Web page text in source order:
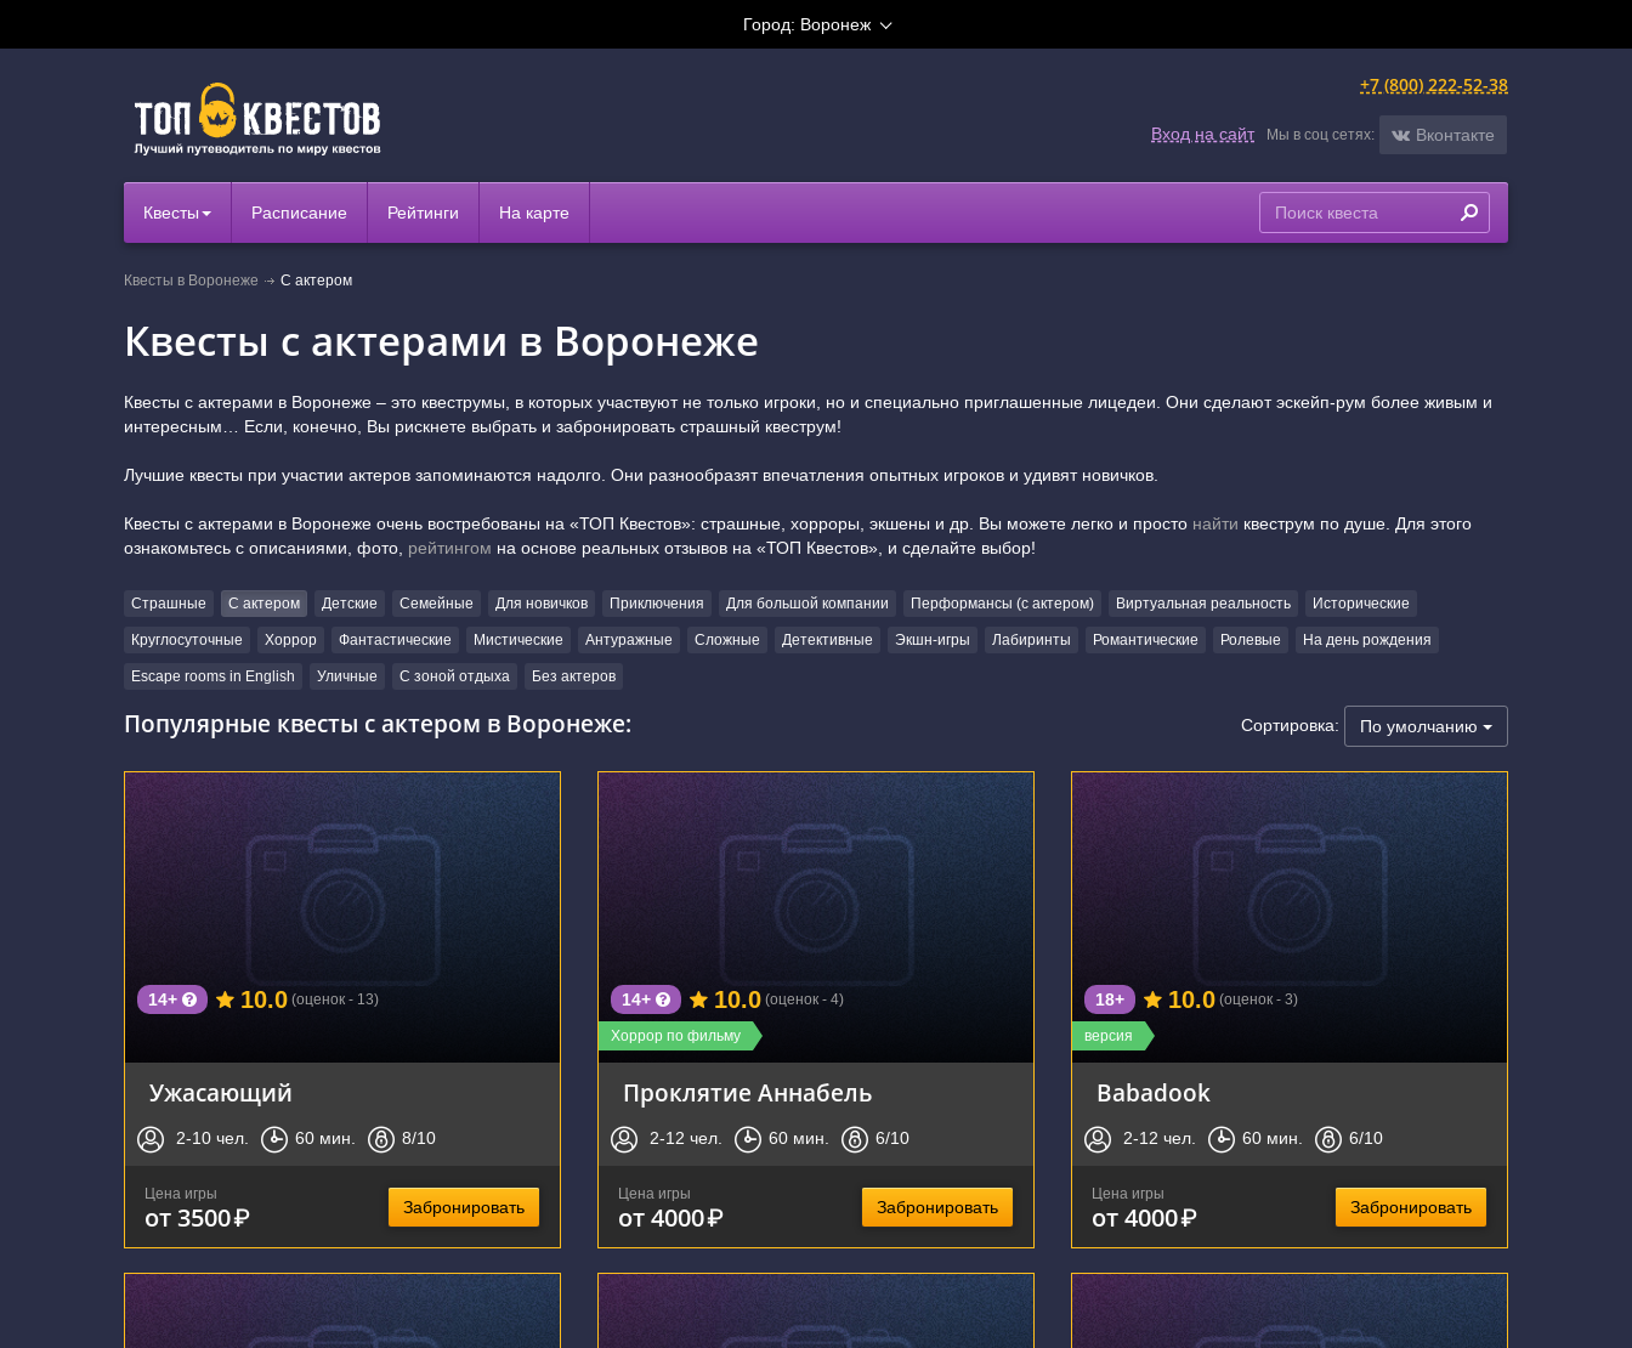
Город: Воронеж
+7 (800) 222-52-38
Вход на сайт Мы в соц сетях: Вконтакте
Квесты Расписание Рейтинги На карте
Квесты в Воронеже С актером
Квесты с актерами в Воронеже
Квесты с актерами в Воронеже – это квеструмы, в которых участвуют не только игроки, но и специально приглашенные лицедеи. Они сделают эскейп-рум более живым и
интересным… Если, конечно, Вы рискнете выбрать и забронировать страшный квеструм!
Лучшие квесты при участии актеров запоминаются надолго. Они разнообразят впечатления опытных игроков и удивят новичков.
Квесты с актерами в Воронеже очень востребованы на «ТОП Квестов»: страшные, хорроры, экшены и др. Вы можете легко и просто найти квеструм по душе. Для этого
ознакомьтесь с описаниями, фото, рейтингом на основе реальных отзывов на «ТОП Квестов», и сделайте выбор!
Страшные С актером Детские Семейные Для новичков Приключения Для большой компании Перформансы (с актером) Виртуальная реальность Исторические
Круглосуточные Хоррор Фантастические Мистические Антуражные Сложные Детективные Экшн-игры Лабиринты Романтические Ролевые На день рождения
Escape rooms in English Уличные С зоной отдыха Без актеров
Популярные квесты с актером в Воронеже: Сортировка: По умолчанию
г. Воронеж, улица Домостроителей, 57
14+ 10.0 (оценок - 13)
Ужасающий
2-10 чел. 60 мин. 8/10
Цена игры
от 3500₽ Забронировать
г. Воронеж, Плехановская улица, 52
Хоррор по фильму
14+ 10.0 (оценок - 4)
Проклятие Аннабель
2-12 чел. 60 мин. 6/10
Цена игры
от 4000₽ Забронировать
г. Воронеж, Плехановская улица, 52
версия
18+ 10.0 (оценок - 3)
Babadook
2-12 чел. 60 мин. 6/10
Цена игры
от 4000₽ Забронировать